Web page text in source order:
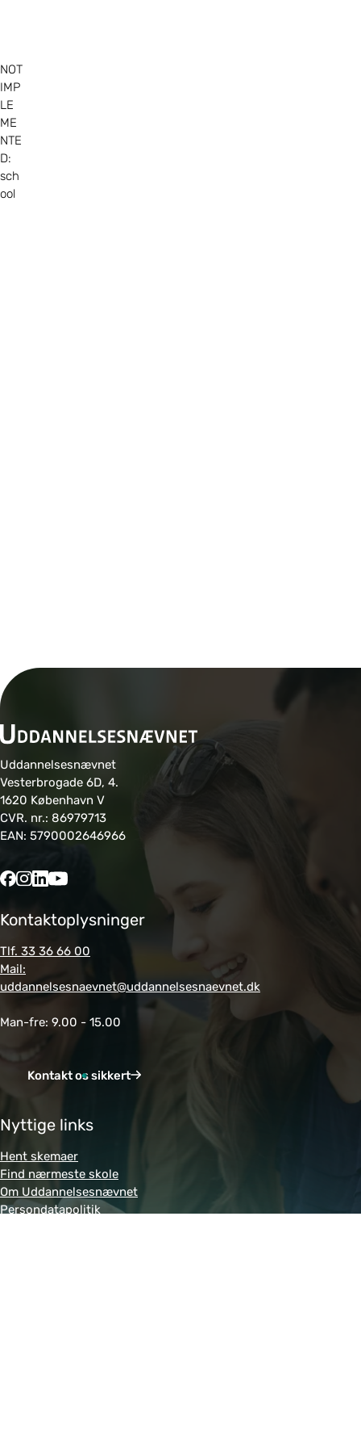
NOT
IMP
LE
ME
NTE
D:
sch
ool
Uddannelsesnævnet
Vesterbrogade 6D, 4.
1620 København V
CVR. nr.: 86979713
EAN: 5790002646966
Kontaktoplysninger
Tlf. 33 36 66 00
Mail:
uddannelsesnaevnet@uddannelsesnaevnet.dk
Man-fre: 9.00 - 15.00
Kontakt os sikkert
Nyttige links
Hent skemaer
Find nærmeste skole
Om Uddannelsesnævnet
Persondatapolitik